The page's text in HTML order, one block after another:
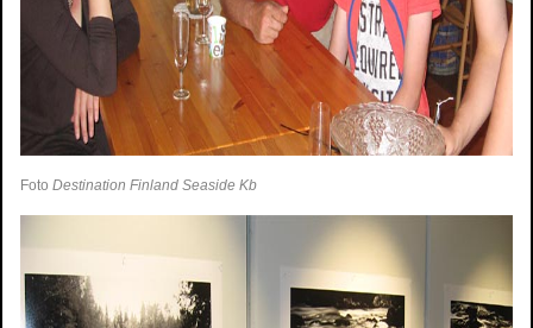
Foto Destination Finland Seaside Kb